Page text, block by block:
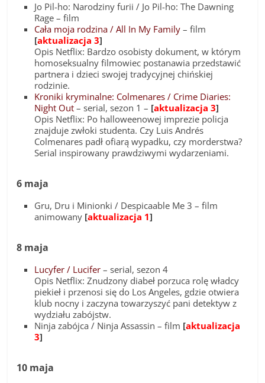
Jo Pil-ho: Narodziny furii / Jo Pil-ho: The Dawning
Rage – film
Cała moja rodzina / All In My Family – film
[aktualizacja 3]
Opis Netflix: Bardzo osobisty dokument, w którym
homoseksualny filmowiec postanawia przedstawić
partnera i dzieci swojej tradycyjnej chińskiej
rodzinie.
Kroniki kryminalne: Colmenares / Crime Diaries:
Night Out – serial, sezon 1 – [aktualizacja 3]
Opis Netflix: Po halloweenowej imprezie policja
znajduje zwłoki studenta. Czy Luis Andrés
Colmenares padł ofiarą wypadku, czy morderstwa?
Serial inspirowany prawdziwymi wydarzeniami.
6 maja
Gru, Dru i Minionki / Despicaable Me 3 – film
animowany [aktualizacja 1]
8 maja
Lucyfer / Lucifer – serial, sezon 4
Opis Netflix: Znudzony diabeł porzuca rolę władcy
piekieł i przenosi się do Los Angeles, gdzie otwiera
klub nocny i zaczyna towarzyszyć pani detektyw z
wydziału zabójstw.
Ninja zabójca / Ninja Assassin – film [aktualizacja
3]
10 maja